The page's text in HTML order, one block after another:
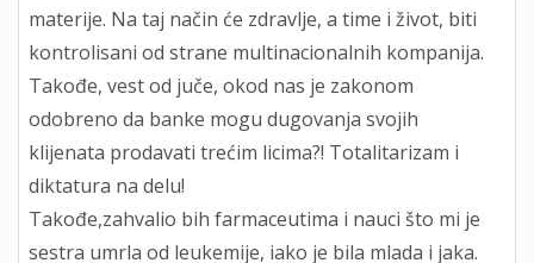
materije. Na taj način će zdravlje, a time i život, biti
kontrolisani od strane multinacionalnih kompanija.
Takođe, vest od juče, okod nas je zakonom
odobreno da banke mogu dugovanja svojih
klijenata prodavati trećim licima?! Totalitarizam i
diktatura na delu!
Takođe,zahvalio bih farmaceutima i nauci što mi je
sestra umrla od leukemije, iako je bila mlada i jaka.